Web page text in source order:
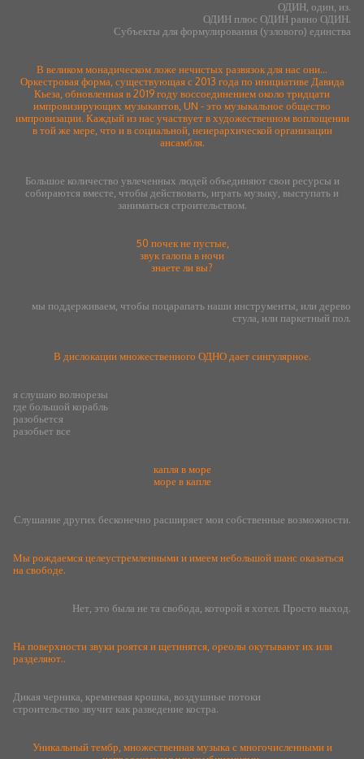
ОДИН, один, из.
ОДИН плюс ОДИН равно ОДИН.
Субъекты для формулирования (узлового) единства
В великом монадическом ложе нечистых развязок для нас они...
Оркестровая форма, существующая с 2013 года по инициативе Давида
Кьеза, обновленная в 2019 году воссоединением около тридцати
импровизирующих музыкантов, UN - это музыкальное общество
импровизации. Каждый из нас участвует в художественном воплощении
в той же мере, что и в социальной, неиерархической организации
ансамбля.
Большое количество увлеченных людей объединяют свои ресурсы и
собираются вместе, чтобы действовать, играть музыку, выступать и
заниматься строительством.
50 почек не пустые,
звук галопа в ночи
знаете ли вы?
мы поддерживаем, чтобы поцарапать наши инструменты, или дерево
стула, или паркетный пол.
В дислокации множественного ОДНО дает сингулярное.
я слушаю волнорезы
где большой корабль
разобьется
разобьет все
капля в море
море в капле
Слушание других бесконечно расширяет мои собственные возможности.
Мы рождаемся целеустремленными и имеем небольшой шанс оказаться
на свободе.
Нет, это была не та свобода, которой я хотел. Просто выход.
На поверхности звуки роятся и щетинятся, ореолы окутывают их или
разделяют..
Дикая черника, кремневая крошка, воздушные потоки
строительство звучит как разведение костра.
Уникальный тембр, множественная музыка с многочисленными и